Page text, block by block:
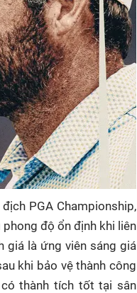
PGA Championship,
độ ổn định khi liên
giá là ứng viên sáng giá
khi bảo vệ thành công
thành tích tốt tại sân